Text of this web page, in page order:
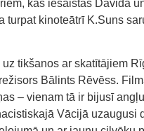
kas iesaistās Dāvida
turpat kinoteātrī K.Suns
tikšanos ar skatītājiem
Bālints Rēvēss.
– vienam tā ir bijusī
Vācijā